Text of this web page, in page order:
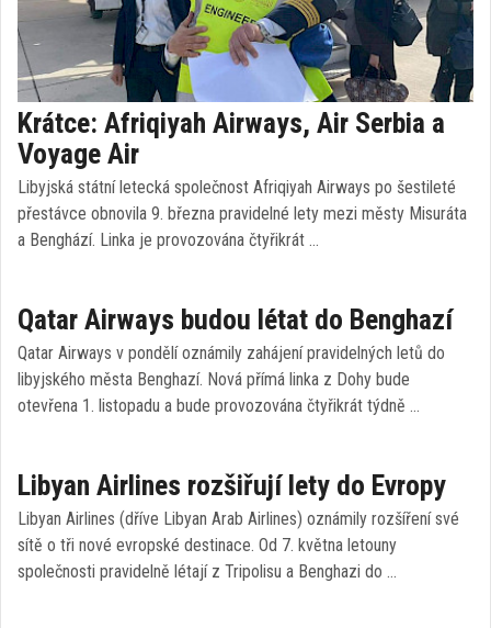
Krátce: Afriqiyah Airways, Air Serbia a
Voyage Air
Libyjská státní letecká společnost Afriqiyah Airways po šestileté
přestávce obnovila 9. března pravidelné lety mezi městy Misuráta
a Benghází. Linka je provozována čtyřikrát …
Qatar Airways budou létat do Benghazí
Qatar Airways v pondělí oznámily zahájení pravidelných letů do
libyjského města Benghazí. Nová přímá linka z Dohy bude
otevřena 1. listopadu a bude provozována čtyřikrát týdně …
Libyan Airlines rozšiřují lety do Evropy
Libyan Airlines (dříve Libyan Arab Airlines) oznámily rozšíření své
sítě o tři nové evropské destinace. Od 7. května letouny
společnosti pravidelně létají z Tripolisu a Benghazi do …